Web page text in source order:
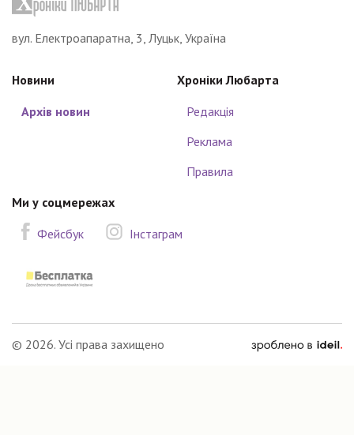
вул. Електроапаратна, 3, Луцьк, Україна
Новини
Архів новин
Хроніки Любарта
Редакція
Реклама
Правила
Ми у соцмережах
Фейсбук
Інстаграм
© 2026. Усі права захищено
зроблено